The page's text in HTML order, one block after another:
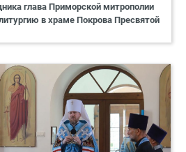
глава Приморской митрополии
в храме Покрова Пресвятой